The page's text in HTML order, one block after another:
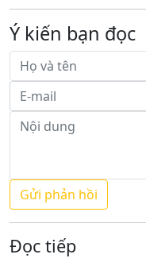
Ý kiến bạn đọc
Đọc tiếp